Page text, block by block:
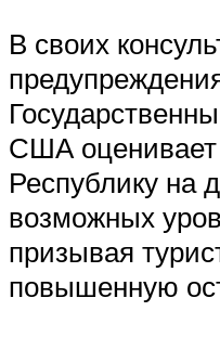
В своих
США
Республику на
возможных
призывая
повышенную